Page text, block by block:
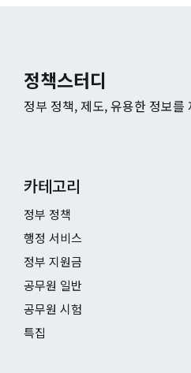
정책스터디
정부 정책, 제도, 유용한 정보
카테고리
정부 정책
행정 서비스
정부 지원금
공무원 일반
공무원 시험
특집